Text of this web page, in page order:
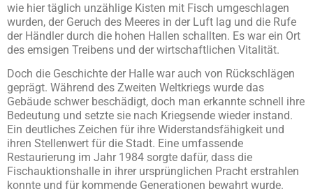
wie hier täglich unzählige Kisten mit Fisch umgeschlagen
wurden, der Geruch des Meeres in der Luft lag und die Rufe
der Händler durch die hohen Hallen schallten. Es war ein Ort
des emsigen Treibens und der wirtschaftlichen Vitalität.
Doch die Geschichte der Halle war auch von Rückschlägen
geprägt. Während des Zweiten Weltkriegs wurde das
Gebäude schwer beschädigt, doch man erkannte schnell ihre
Bedeutung und setzte sie nach Kriegsende wieder instand.
Ein deutliches Zeichen für ihre Widerstandsfähigkeit und
ihren Stellenwert für die Stadt. Eine umfassende
Restaurierung im Jahr 1984 sorgte dafür, dass die
Fischauktionshalle in ihrer ursprünglichen Pracht erstrahlen
konnte und für kommende Generationen bewahrt wurde.